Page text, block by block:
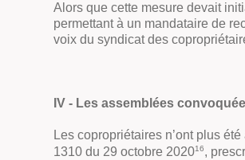
Alors que cette mesure devait
permettant à un mandataire de
voix du syndicat des
IV - Les assemblées
Les copropriétaires n’ont plus
1310 du 29 octobre 202016,